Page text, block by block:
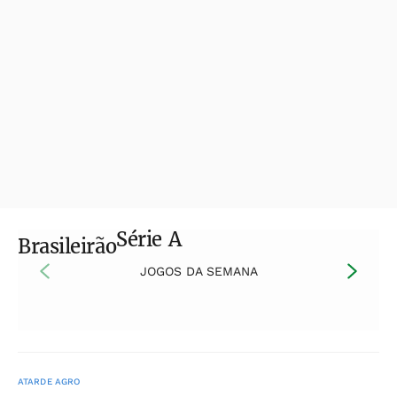
BrasileirãoSérie A
JOGOS DA SEMANA
ATARDE AGRO